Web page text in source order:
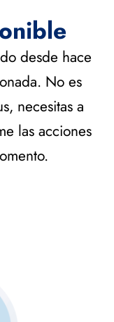
desde hace
No es
necesitas a
las acciones